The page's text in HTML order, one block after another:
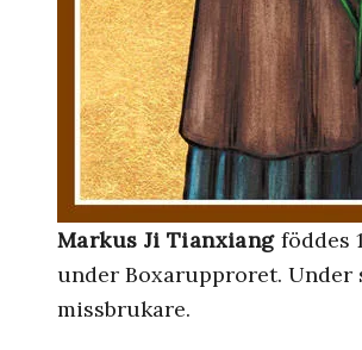
Markus Ji Tianxiangföddes
under Boxarupproret. Under
missbrukare.